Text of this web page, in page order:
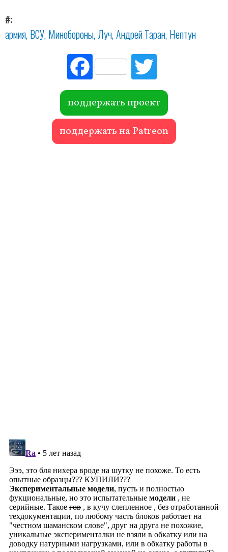
#
армия ВСУ Минобороны Луч Андрей Таран Нептун
Fac
ebo
ok r
поддержать проект
поддержать на Patreon